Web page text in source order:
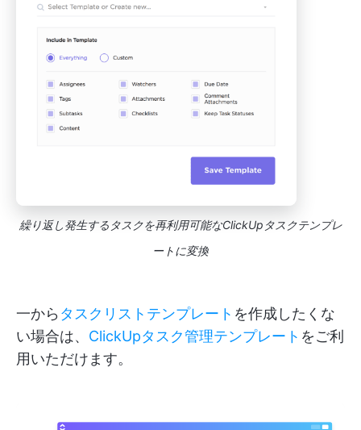
繰り返し発生するタスクを再利用可能なClickUpタスクテンプレ
ートに変換
一から タスクリストテンプレート を作成したくな
い場合は、 ClickUpタスク管理テンプレート をご利
用いただけます。